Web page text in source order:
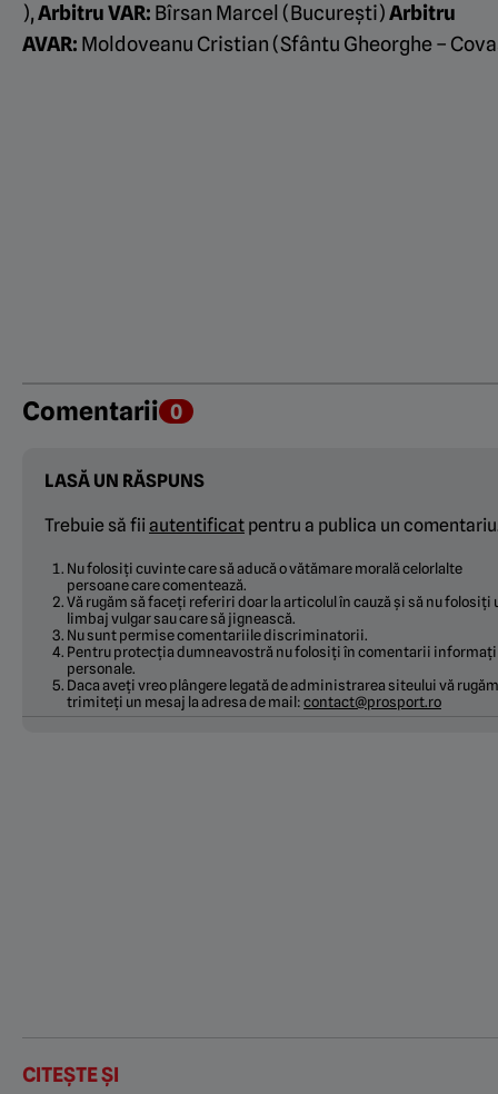
),Arbitru VAR: Bîrsan Marcel (Bucureşti)Arbitru
AVAR: Moldoveanu Cristian (Sfântu Gheorghe –
Comentarii 0
LASĂ UN RĂSPUNS
Trebuie să fii autentificat pentru a publica un
Nu folosiți cuvinte care să aducă o vătămare morală celorlalte
persoane care comentează.
Vă rugăm să faceți referiri doar la articolul în cauză și să nu folosiți
limbaj vulgar sau care să jignească.
Nu sunt permise comentariile discriminatorii.
Pentru protecția dumneavostră nu folosiți în comentarii
personale.
Daca aveți vreo plângere legată de administrarea siteului vă
trimiteți un mesaj la adresa de mail:contact@prosport.ro
CITEȘTE ȘI